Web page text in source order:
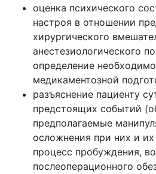
оценка психического
настроя в отношении
хирургического
анестезиологического
определение
медикаментозной
разъяснение пациенту
предстоящих событий
предполагаемые
осложнения при них и
процесс пробуждения,
послеоперационного